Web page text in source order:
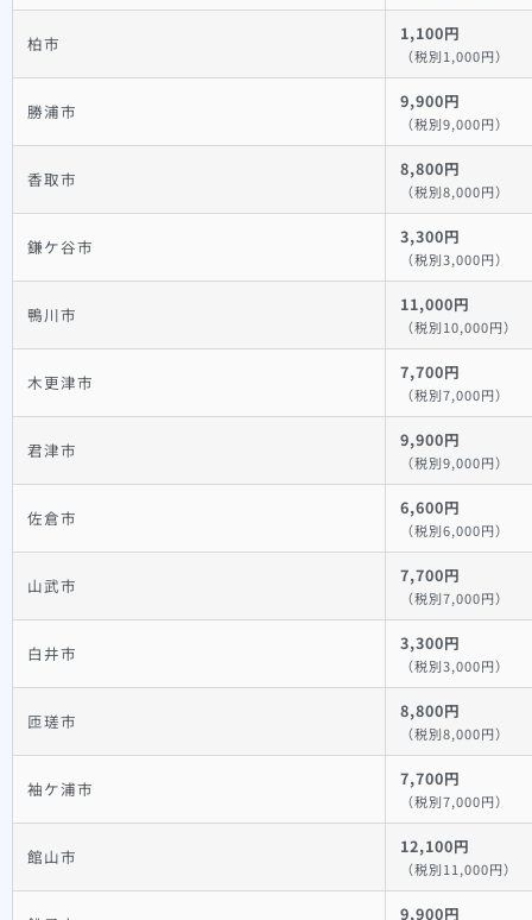
柏市 1,100円
（税別1,000円）
勝浦市 9,900円
（税別9,000円）
香取市 8,800円
（税別8,000円）
鎌ケ谷市 3,300円
（税別3,000円）
鴨川市 11,000円
（税別10,000円）
木更津市 7,700円
（税別7,000円）
君津市 9,900円
（税別9,000円）
佐倉市 6,600円
（税別6,000円）
山武市 7,700円
（税別7,000円）
白井市 3,300円
（税別3,000円）
匝瑳市 8,800円
（税別8,000円）
袖ケ浦市 7,700円
（税別7,000円）
館山市 12,100円
（税別11,000円）
9,900円